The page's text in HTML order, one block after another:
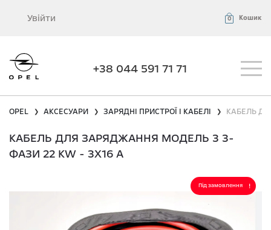
Увійти 0 Кошик
+38 044 591 71 71
OPEL ❯ АКСЕСУАРИ ❯ ЗАРЯДНІ ПРИСТРОЇ І КАБЕЛІ ❯ КАБЕЛЬ
КАБЕЛЬ ДЛЯ ЗАРЯДЖАННЯ МОДЕЛЬ 3 3-
ФАЗИ 22 KW - 3X16 A
Під замовлення